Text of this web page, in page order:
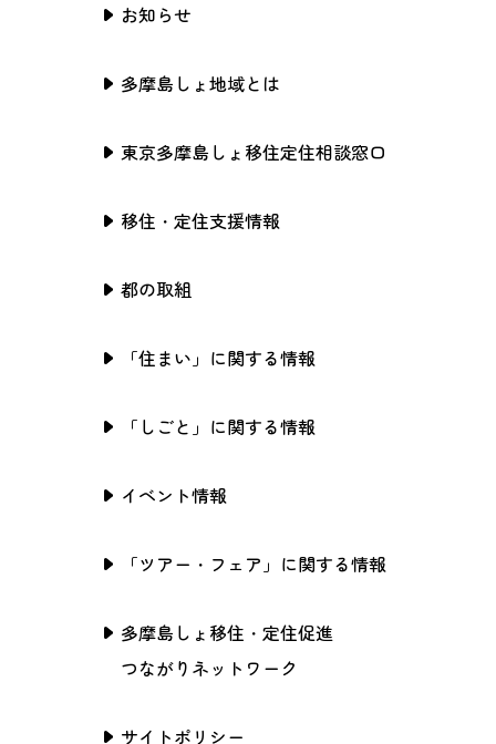
お知らせ
多摩島しょ地域とは
東京多摩島しょ移住定住相談窓口
移住・定住支援情報
都の取組
「住まい」に関する情報
「しごと」に関する情報
イベント情報
「ツアー・フェア」に関する情報
多摩島しょ移住・定住促進
つながりネットワーク
サイトポリシー